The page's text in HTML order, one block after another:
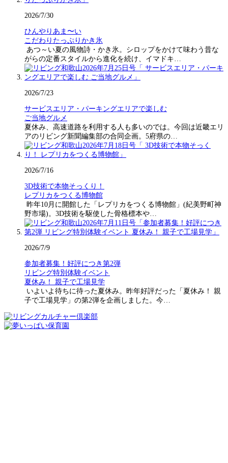
2026/7/30
ひんやりあま〜い
こだわりたっぷりかき氷
あつ～い夏の風物詩・かき氷。シロップをかけて味わう昔な
がらの定番スタイルから進化を続け、イマドキ…
2026/7/23
サービスエリア・パーキングエリアで楽しむ
ご当地グルメ
夏休み、高速道路を利用する人も多いのでは。今回は近畿エリ
アのリビング新聞編集部の合同企画。5府県の…
2026/7/16
3D技術で本物そっくり！
レプリカをつくる博物館
昨年10月に開館した「レプリカをつくる博物館」(紀美野町神
野市場)。3D技術を駆使した骨格標本や…
2026/7/9
参加者募集！好評につき第2弾
リビング特別体験イベント
夏休み！ 親子で工場見学
いよいよ待ちに待った夏休み。昨年好評だった「夏休み！ 親
子で工場見学」の第2弾を企画しました。今…